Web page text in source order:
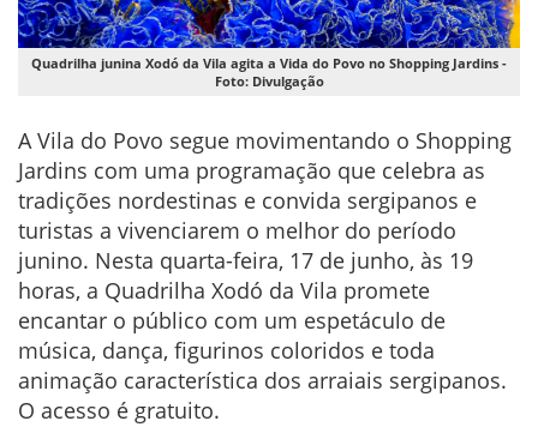
Quadrilha junina Xodó da Vila agita a Vida do Povo no Shopping Jardins -
Foto: Divulgação
A Vila do Povo segue movimentando o Shopping
Jardins com uma programação que celebra as
tradições nordestinas e convida sergipanos e
turistas a vivenciarem o melhor do período
junino. Nesta quarta-feira, 17 de junho, às 19
horas, a Quadrilha Xodó da Vila promete
encantar o público com um espetáculo de
música, dança, figurinos coloridos e toda
animação característica dos arraiais sergipanos.
O acesso é gratuito.